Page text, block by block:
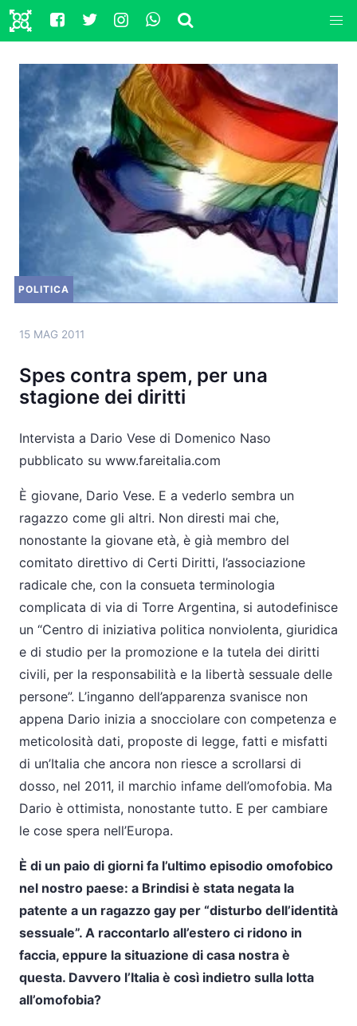
POLITICA
15 MAG 2011
Spes contra spem, per una
stagione dei diritti
Intervista a Dario Vese di Domenico Naso
pubblicato su www.fareitalia.com
È giovane, Dario Vese. E a vederlo sembra un
ragazzo come gli altri. Non diresti mai che,
nonostante la giovane età, è già membro del
comitato direttivo di Certi Diritti, l’associazione
radicale che, con la consueta terminologia
complicata di via di Torre Argentina, si autodefinisce
un “Centro di iniziativa politica nonviolenta, giuridica
e di studio per la promozione e la tutela dei diritti
civili, per la responsabilità e la libertà sessuale delle
persone”. L’inganno dell’apparenza svanisce non
appena Dario inizia a snocciolare con competenza e
meticolosità dati, proposte di legge, fatti e misfatti
di un’Italia che ancora non riesce a scrollarsi di
dosso, nel 2011, il marchio infame dell’omofobia. Ma
Dario è ottimista, nonostante tutto. E per cambiare
le cose spera nell’Europa.
È di un paio di giorni fa l’ultimo episodio omofobico
nel nostro paese: a Brindisi è stata negata la
patente a un ragazzo gay per “disturbo dell’identità
sessuale”. A raccontarlo all’estero ci ridono in
faccia, eppure la situazione di casa nostra è
questa. Davvero l’Italia è così indietro sulla lotta
all’omofobia?